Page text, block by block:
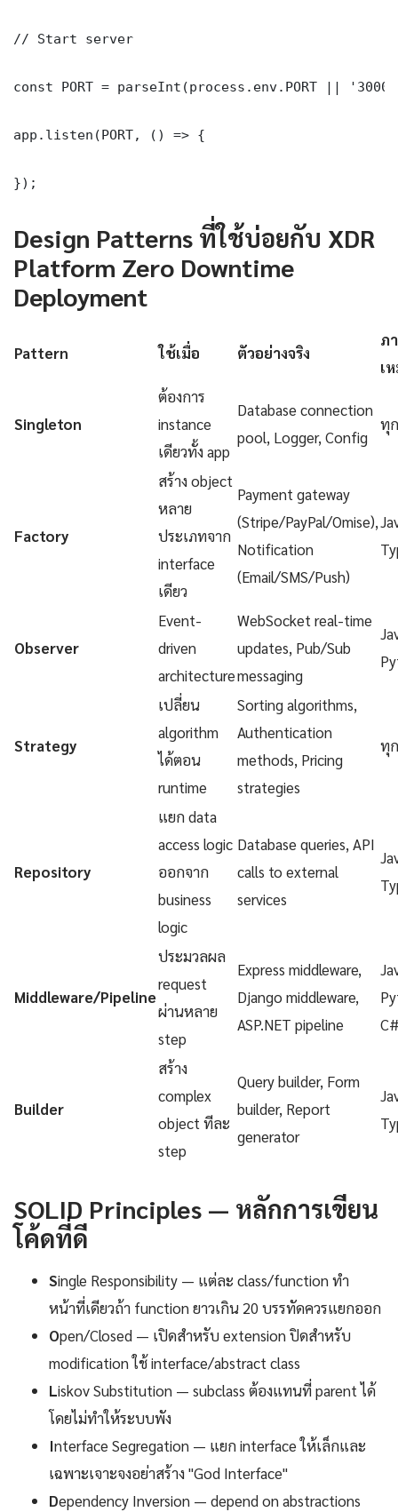
// Start server
const PORT = parseInt(process.env.PORT ||
app.listen(PORT, () => {
});
Design Patterns ที่ใช้บ่อยกับ XDR
Platform Zero Downtime
Deployment
Pattern ใช้เมื่อ ตัวอย่างจริง
ภ
เ
Singleton
ต้องการ
instance
เดียวทั้ง app
Database connection
pool, Logger, Config
ทุ
Factory
สร้าง object
หลาย
ประเภทจาก
interface
เดียว
Payment gateway
(Stripe/PayPal/Omise),
Notification
(Email/SMS/Push)
Observer
Event-
driven
architecture
WebSocket real-time
updates, Pub/Sub
messaging
Strategy
เปลี่ยน
algorithm
ได้ตอน
runtime
Sorting algorithms,
Authentication
methods, Pricing
strategies
ทุ
Repository
แยก data
access logic
ออกจาก
business
logic
Database queries, API
calls to external
services
Middleware/Pipeline
ประมวลผล
request
ผ่านหลาย
step
Express middleware,
Django middleware,
ASP.NET pipeline
Builder
สร้าง
complex
object ทีละ
step
Query builder, Form
builder, Report
generator
SOLID Principles — หลักการเขียน
โค้ดที่ดี
Single Responsibility — แต่ละ class/function ทำ
หน้าที่เดียวถ้า function ยาวเกิน 20 บรรทัดควรแยกออก
Open/Closed — เปิดสำหรับ extension ปิดสำหรับ
modification ใช้ interface/abstract class
Liskov Substitution — subclass ต้องแทนที่ parent ได้
โดยไม่ทำให้ระบบพัง
Interface Segregation — แยก interface ให้เล็กและ
เฉพาะเจาะจงอย่าสร้าง "God Interface"
Dependency Inversion — depend on abstractions